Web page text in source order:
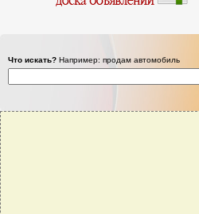
Что искать? Например: продам автомобиль